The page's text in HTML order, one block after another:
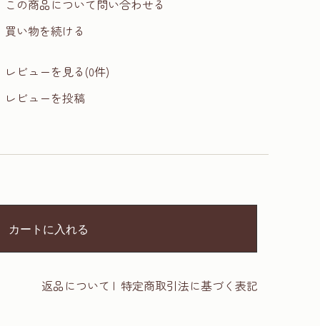
この商品について問い合わせる
買い物を続ける
レビューを見る(0件)
レビューを投稿
カートに入れる
返品について | 特定商取引法に基づく表記